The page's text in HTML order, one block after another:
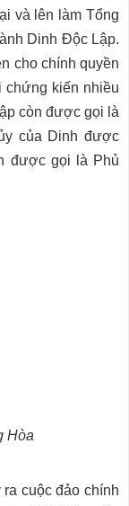
và lên làm Tổng
Dinh Độc Lập.
cho chính quyền
kiến nhiều
còn được gọi là
của Dinh được
được gọi là Phủ
Hòa
cuộc đảo chính